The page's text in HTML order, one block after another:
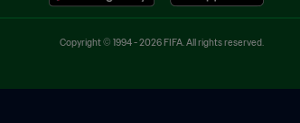
Copyright © 1994 - 2026 FIFA. All rights reserved.